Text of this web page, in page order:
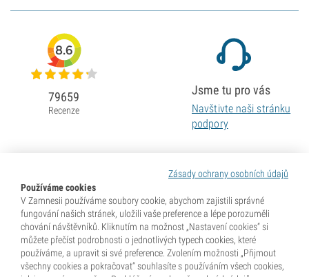
Zásady ochrany osobních údajů
Používáme cookies
V Zamnesii používáme soubory cookie, abychom zajistili správné
fungování našich stránek, uložili vaše preference a lépe porozuměli
chování návštěvníků. Kliknutím na možnost „Nastavení cookies“ si
můžete přečíst podrobnosti o jednotlivých typech cookies, které
používáme, a upravit si své preference. Zvolením možnosti „Přijmout
všechny cookies a pokračovat“ souhlasíte s používáním všech cookies,
8.6
79659
Recenze
Jsme tu pro vás
Navštivte naši stránku
podpory